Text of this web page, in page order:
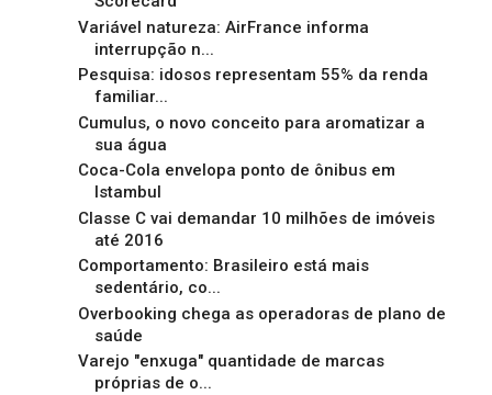
Variável natureza: AirFrance informa
interrupção n...
Pesquisa: idosos representam 55% da renda
familiar...
Cumulus, o novo conceito para aromatizar a
sua água
Coca-Cola envelopa ponto de ônibus em
Istambul
Classe C vai demandar 10 milhões de imóveis
até 2016
Comportamento: Brasileiro está mais
sedentário, co...
Overbooking chega as operadoras de plano de
saúde
Varejo "enxuga" quantidade de marcas
próprias de o...